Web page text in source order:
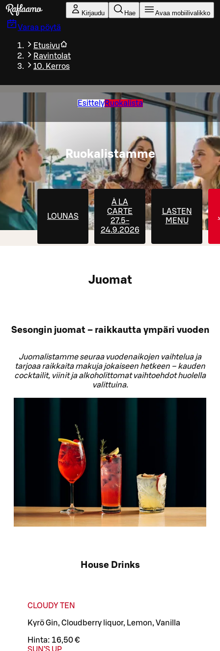
Siirry pääsisältöön
Kirjaudu Hae Avaa mobiilivalikko
Varaa pöytä
Etusivu
Ravintolat
10. Kerros
EsittelyRuokalista
Ruokalistamme
LOUNAS
À LA
CARTE
27.5-
24.9.2026
LASTEN
MENU
Juomat
Sesongin juomat – raikkautta ympäri vuoden
Juomalistamme seuraa vuodenaikojen vaihtelua ja
tarjoaa raikkaita makuja jokaiseen hetkeen – kauden
cocktailit, viinit ja alkoholittomat vaihtoehdot huolella
valittuina.
House Drinks
CLOUDY TEN
Kyrö Gin, Cloudberry liquor, Lemon, Vanilla
Hinta: 16,50 €